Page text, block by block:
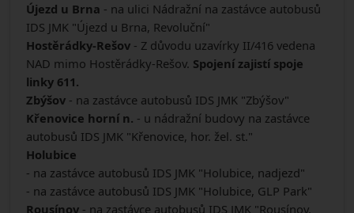
Újezd u Brna - na ulici Nádražní na zastávce autobusů
IDS JMK "Újezd u Brna, Revoluční"
Hostěrádky-Rešov - Z důvodu uzavírky II/416 vedena
NAD mimo Hostěrádky-Rešov. Spojení zajistí spoje
linky 611.
Zbýšov - na zastávce autobusů IDS JMK "Zbýšov"
Křenovice horní n. - u nádražní budovy na zastávce
autobusů IDS JMK "Křenovice, hor. žel. st."
Holubice
- na zastávce autobusů IDS JMK "Holubice, nadjezd"
- na zastávce autobusů IDS JMK "Holubice, GLP Park"
Rousínov - na zastávce autobusů IDS JMK "Rousínov,